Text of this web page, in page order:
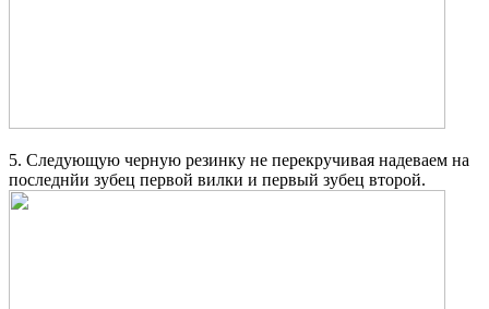
5. Следующую черную резинку не перекручивая надеваем на
последнйи зубец первой вилки и первый зубец второй.